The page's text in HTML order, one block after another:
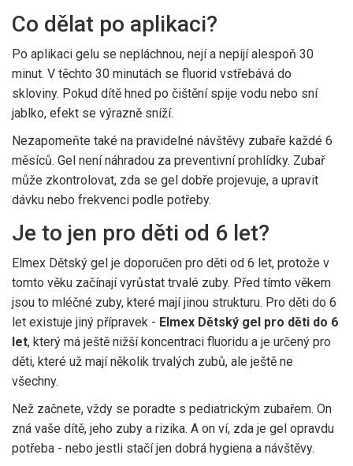
Co dělat po aplikaci?
Po aplikaci gelu se nepláchnou, nejí a nepijí alespoň 30
minut. V těchto 30 minutách se fluorid vstřebává do
skloviny. Pokud dítě hned po čištění spije vodu nebo sní
jablko, efekt se výrazně sníží.
Nezapomeňte také na pravidelné návštěvy zubaře každé 6
měsíců. Gel není náhradou za preventivní prohlídky. Zubař
může zkontrolovat, zda se gel dobře projevuje, a upravit
dávku nebo frekvenci podle potřeby.
Je to jen pro děti od 6 let?
Elmex Dětský gel je doporučen pro děti od 6 let, protože v
tomto věku začínají vyrůstat trvalé zuby. Před tímto věkem
jsou to mléčné zuby, které mají jinou strukturu. Pro děti do 6
let existuje jiný přípravek - Elmex Dětský gel pro děti do 6
let, který má ještě nižší koncentraci fluoridu a je určený pro
děti, které už mají několik trvalých zubů, ale ještě ne
všechny.
Než začnete, vždy se poradte s pediatrickým zubařem. On
zná vaše dítě, jeho zuby a rizika. A on ví, zda je gel opravdu
potřeba - nebo jestli stačí jen dobrá hygiena a návštěvy.